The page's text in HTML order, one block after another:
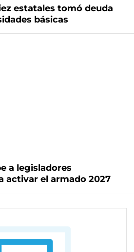
estatales tomó deuda
básicas
a legisladores
activar el armado 2027